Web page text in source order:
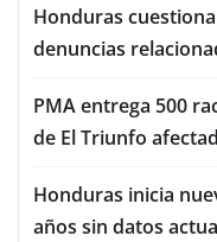
Honduras
denuncias
PMA entrega 500
de El Triunfo
Honduras inicia
años sin datos